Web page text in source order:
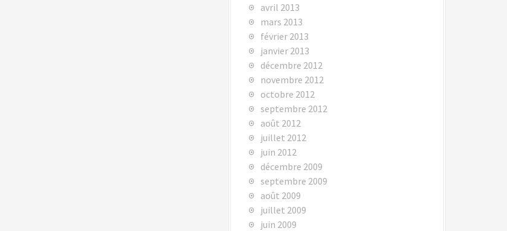
avril 2013
mars 2013
février 2013
janvier 2013
décembre 2012
novembre 2012
octobre 2012
septembre 2012
août 2012
juillet 2012
juin 2012
décembre 2009
septembre 2009
août 2009
juillet 2009
juin 2009